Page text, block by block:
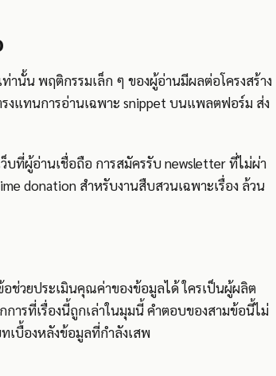
านั้น พฤติกรรมเล็ก ๆ ของผู้อ่านมีผลต่อโครงสร้าง
งแทนการอ่านเฉพาะ snippet บนแพลตฟอร์ม ส่ง
ที่ผู้อ่านเชื่อถือ การสมัครรับ newsletter ที่ไม่ผ่า
donation สำหรับงานสืบสวนเฉพาะเรื่อง ล้วน
ช่วยประเมินคุณค่าของข้อมูลได้ ใครเป็นผู้ผลิต
การที่เรื่องนี้ถูกเล่าในมุมนี้ คำตอบของสามข้อนี้ไม่
เบื้องหลังข้อมูลที่กำลังเสพ